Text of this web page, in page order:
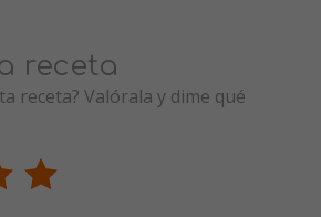
receta
receta? Valórala y dime qué